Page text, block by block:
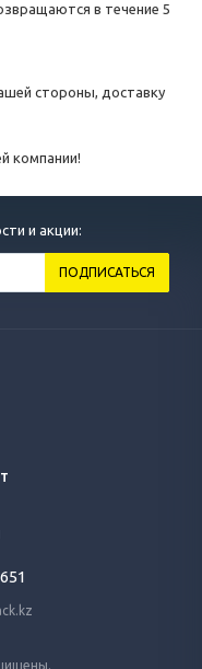
в течение 5
стороны, доставку
компании!
и акции: